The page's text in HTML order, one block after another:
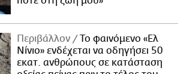
Περιβάλλον
Το φαινόμενο «Ελ
Νίνιο» ενδέχεται να οδηγήσει 50
εκατ. ανθρώπους σε κατάσταση